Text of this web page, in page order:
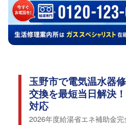
玉野市で電気温水器
交換を最短当日解決
対応
2026年度給湯省エネ補助金